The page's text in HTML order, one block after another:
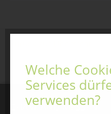
CHAMLAND MESSEN
Welche
Services
verwenden?